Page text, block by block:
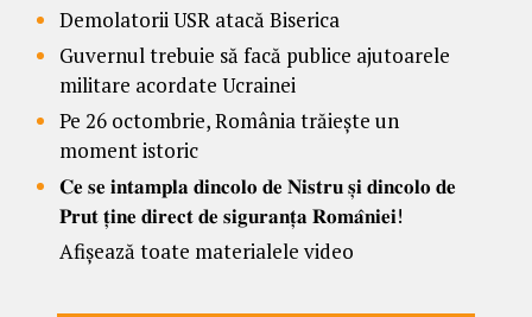
Demolatorii USR atacă Biserica
Guvernul trebuie să facă publice ajutoarele
militare acordate Ucrainei
Pe 26 octombrie, România trăiește un
moment istoric
𝐂𝐞 𝐬𝐞 𝐢𝐧𝐭𝐚𝐦𝐩𝐥𝐚 𝐝𝐢𝐧𝐜𝐨𝐥𝐨 𝐝𝐞 𝐍𝐢𝐬𝐭𝐫𝐮 𝐬̦𝐢 𝐝𝐢𝐧𝐜𝐨𝐥𝐨 𝐝𝐞
𝐏𝐫𝐮𝐭 𝐭̦𝐢𝐧𝐞 𝐝𝐢𝐫𝐞𝐜𝐭 𝐝𝐞 𝐬𝐢𝐠𝐮𝐫𝐚𝐧𝐭̦𝐚 𝐑𝐨𝐦𝐚̂𝐧𝐢𝐞𝐢!
Afișează toate materialele video